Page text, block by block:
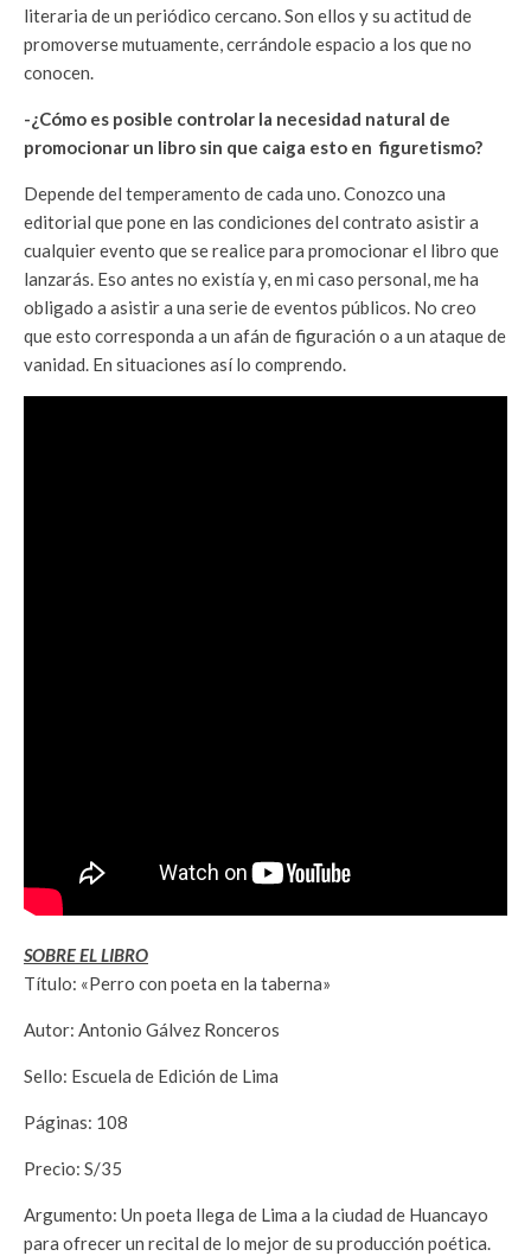
literaria de un periódico cercano. Son ellos y su actitud de
promoverse mutuamente, cerrándole espacio a los que no
conocen.
-¿Cómo es posible controlar la necesidad natural de
promocionar un libro sin que caiga esto en figuretismo?
Depende del temperamento de cada uno. Conozco una
editorial que pone en las condiciones del contrato asistir a
cualquier evento que se realice para promocionar el libro que
lanzarás. Eso antes no existía y, en mi caso personal, me ha
obligado a asistir a una serie de eventos públicos. No creo
que esto corresponda a un afán de figuración o a un ataque de
vanidad. En situaciones así lo comprendo.
SOBRE EL LIBRO
Título: «Perro con poeta en la taberna»
Autor: Antonio Gálvez Ronceros
Sello: Escuela de Edición de Lima
Páginas: 108
Precio: S/35
Argumento: Un poeta llega de Lima a la ciudad de Huancayo
para ofrecer un recital de lo mejor de su producción poética.